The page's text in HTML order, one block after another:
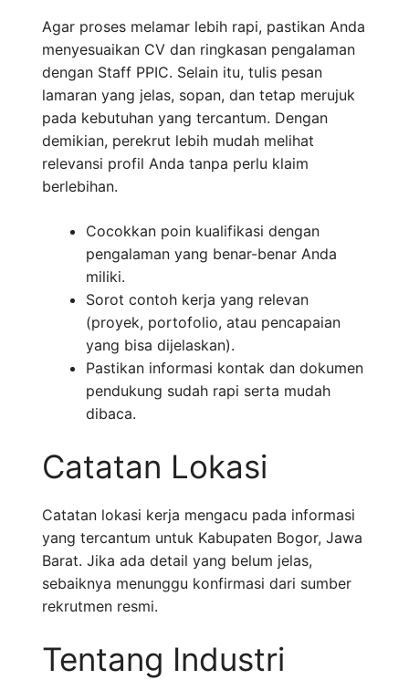
Agar proses melamar lebih rapi, pastikan Anda
menyesuaikan CV dan ringkasan pengalaman
dengan Staff PPIC. Selain itu, tulis pesan
lamaran yang jelas, sopan, dan tetap merujuk
pada kebutuhan yang tercantum. Dengan
demikian, perekrut lebih mudah melihat
relevansi profil Anda tanpa perlu klaim
berlebihan.
Cocokkan poin kualifikasi dengan
pengalaman yang benar-benar Anda
miliki.
Sorot contoh kerja yang relevan
(proyek, portofolio, atau pencapaian
yang bisa dijelaskan).
Pastikan informasi kontak dan dokumen
pendukung sudah rapi serta mudah
dibaca.
Catatan Lokasi
Catatan lokasi kerja mengacu pada informasi
yang tercantum untuk Kabupaten Bogor, Jawa
Barat. Jika ada detail yang belum jelas,
sebaiknya menunggu konfirmasi dari sumber
rekrutmen resmi.
Tentang Industri